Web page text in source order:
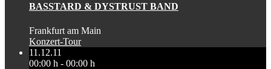
BASSTARD & DYSTRUST BAND
Frankfurt am Main
Konzert-Tour
11.12.11
00:00 h - 00:00 h